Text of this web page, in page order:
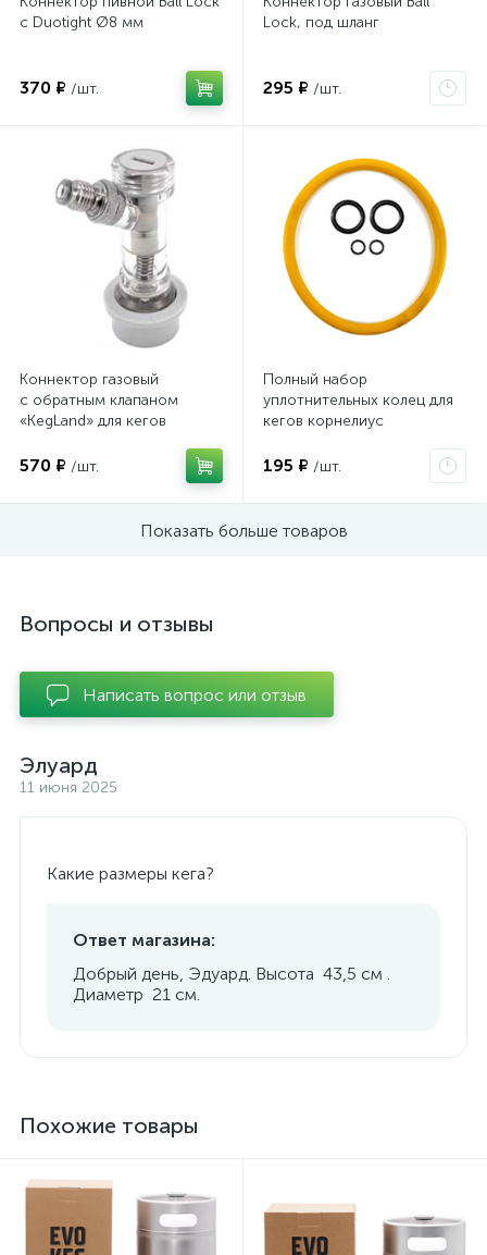
с Duotight Ø8 мм
370 ₽ /шт.
Lock, под шланг
295 ₽ /шт.
Коннектор газовый
с обратным клапаном
«KegLand» для кегов
570 ₽ /шт.
Полный набор
уплотнительных колец для
кегов корнелиус
195 ₽ /шт.
Показать больше товаров
Вопросы и отзывы
Написать вопрос или отзыв
Элуард
11 июня 2025
Какие размеры кега?
Ответ магазина:
Добрый день, Эдуард. Высота 43,5 см .
Диаметр 21 см.
Похожие товары